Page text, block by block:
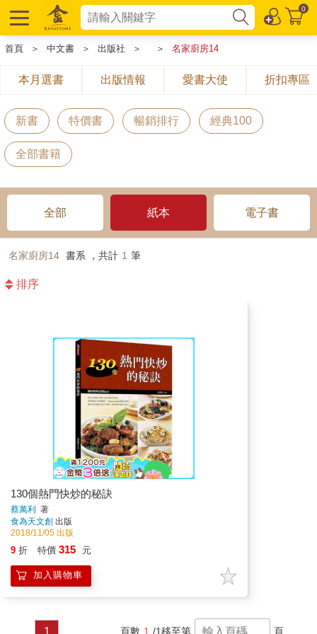
0
首頁 ＞ 中文書 ＞ 出版社 ＞ ＞ 名家廚房14
本月選書 出版情報 愛書大使 折扣專區
新書 特價書 暢銷排行 經典100
全部書籍
全部 紙本 電子書
名家廚房14 書系 ，共計 1 筆
排序
130個熱門快炒的秘訣
蔡萬利 著
食為天文創 出版
2018/11/05 出版
9 折 特價 315 元
加入購物車
1 頁數 1 /1移至第 頁